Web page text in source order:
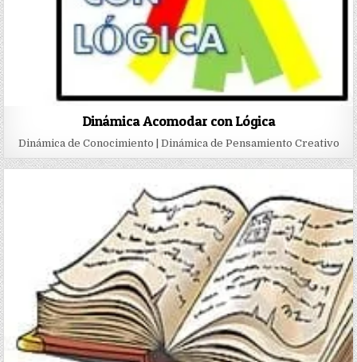
Dinámica Acomodar con Lógica
Dinámica de Conocimiento | Dinámica de Pensamiento Creativo